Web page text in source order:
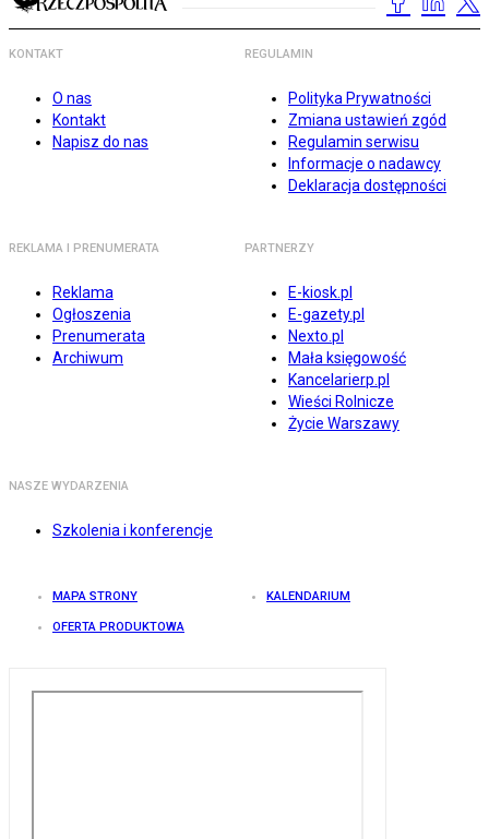
KONTAKT
O nas
Kontakt
Napisz do nas
REGULAMIN
Polityka Prywatności
Zmiana ustawień zgód
Regulamin serwisu
Informacje o nadawcy
Deklaracja dostępności
REKLAMA I PRENUMERATA
Reklama
Ogłoszenia
Prenumerata
Archiwum
PARTNERZY
E-kiosk.pl
E-gazety.pl
Nexto.pl
Mała księgowość
Kancelarierp.pl
Wieści Rolnicze
Życie Warszawy
NASZE WYDARZENIA
Szkolenia i konferencje
MAPA STRONY KALENDARIUM
OFERTA PRODUKTOWA